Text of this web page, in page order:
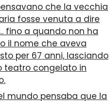
che la vecchia
fosse venuta a dire
fino a quando non ha
il nome che aveva
per 67 anni, lasciando
teatro congelato in
mundo pensaba que la